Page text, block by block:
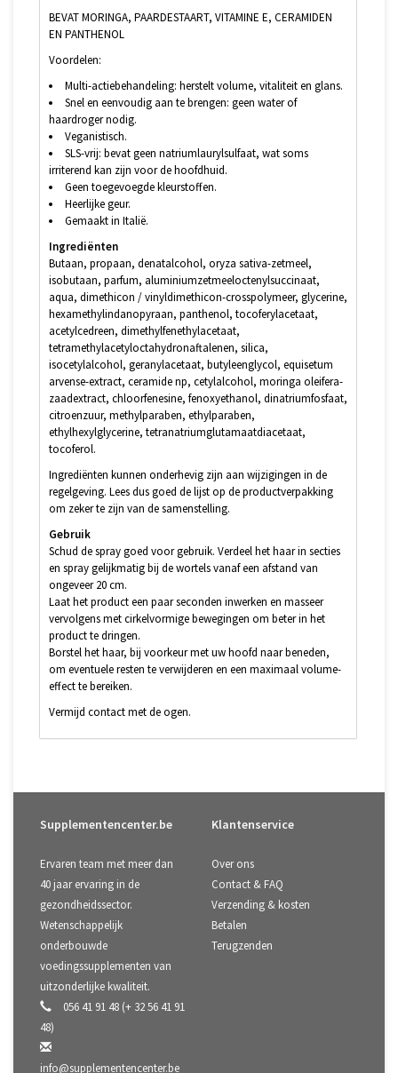
BEVAT MORINGA, PAARDESTAART, VITAMINE E, CERAMIDEN
EN PANTHENOL
Voordelen:
Multi-actiebehandeling: herstelt volume, vitaliteit en glans.
Snel en eenvoudig aan te brengen: geen water of
haardroger nodig.
Veganistisch.
SLS-vrij: bevat geen natriumlaurylsulfaat, wat soms
irriterend kan zijn voor de hoofdhuid.
Geen toegevoegde kleurstoffen.
Heerlijke geur.
Gemaakt in Italië.
Ingrediënten
Butaan, propaan, denatalcohol, oryza sativa-zetmeel,
isobutaan, parfum, aluminiumzetmeeloctenylsuccinaat,
aqua, dimethicon / vinyldimethicon-crosspolymeer, glycerine,
hexamethylindanopyraan, panthenol, tocoferylacetaat,
acetylcedreen, dimethylfenethylacetaat,
tetramethylacetyloctahydronaftalenen, silica,
isocetylalcohol, geranylacetaat, butyleenglycol, equisetum
arvense-extract, ceramide np, cetylalcohol, moringa oleifera-
zaadextract, chloorfenesine, fenoxyethanol, dinatriumfosfaat,
citroenzuur, methylparaben, ethylparaben,
ethylhexylglycerine, tetranatriumglutamaatdiacetaat,
tocoferol.
Ingrediënten kunnen onderhevig zijn aan wijzigingen in de
regelgeving. Lees dus goed de lijst op de productverpakking
om zeker te zijn van de samenstelling.
Gebruik
Schud de spray goed voor gebruik. Verdeel het haar in secties
en spray gelijkmatig bij de wortels vanaf een afstand van
ongeveer 20 cm.
Laat het product een paar seconden inwerken en masseer
vervolgens met cirkelvormige bewegingen om beter in het
product te dringen.
Borstel het haar, bij voorkeur met uw hoofd naar beneden,
om eventuele resten te verwijderen en een maximaal volume-
effect te bereiken.
Vermijd contact met de ogen.
Supplementencenter.be
Ervaren team met meer dan
40 jaar ervaring in de
gezondheidssector.
Wetenschappelijk
onderbouwde
voedingssupplementen van
uitzonderlijke kwaliteit.
056 41 91 48 (+ 32 56 41 91
48)
info@supplementencenter.be
Klantenservice
Over ons
Contact & FAQ
Verzending & kosten
Betalen
Terugzenden